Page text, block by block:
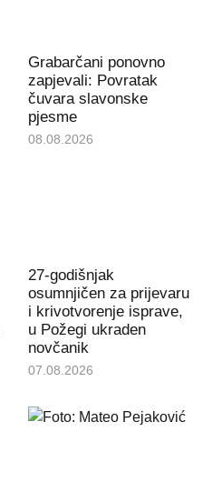
Grabarčani ponovno
zapjevali: Povratak
čuvara slavonske
pjesme
08.08.2026
27-godišnjak
osumnjičen za prijevaru
i krivotvorenje isprave,
u Požegi ukraden
novčanik
07.08.2026